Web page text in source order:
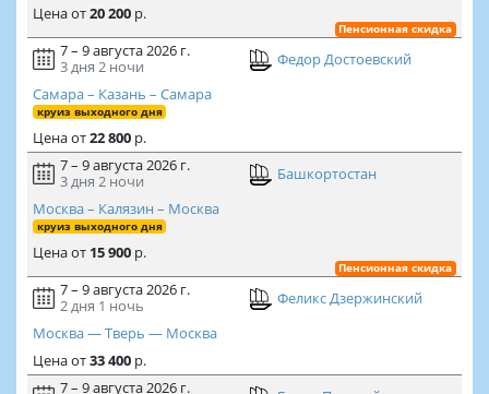
Ценаот20 200р.
Пенсионная скидка
7 – 9 августа 2026 г.
3 дня 2 ночи
Федор Достоевский
Самара – Казань – Самара
круиз выходного дня
Ценаот22 800р.
7 – 9 августа 2026 г.
3 дня 2 ночи
Башкортостан
Москва – Калязин – Москва
круиз выходного дня
Ценаот 15 900р.
Пенсионная скидка
7 – 9 августа 2026 г.
2 дня 1 ночь
Феликс Дзержинский
Москва — Тверь — Москва
Ценаот33 400р.
7 – 9 августа 2026 г.